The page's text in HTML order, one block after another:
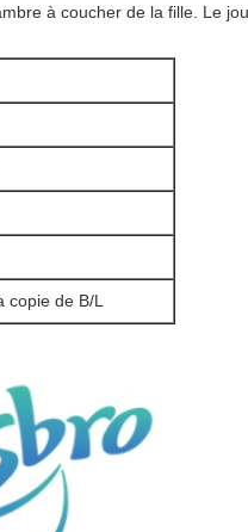
à coucher de la fille. Le
copie de B/L